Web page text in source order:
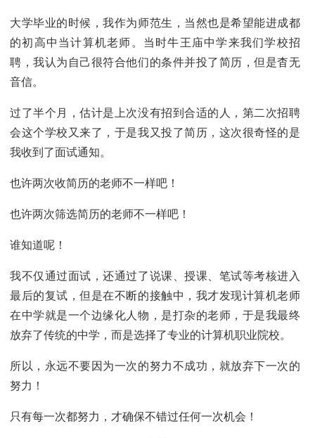
大学毕业的时候，我作为师范生，当然也是希望能进成都
的初高中当计算机老师。当时牛王庙中学来我们学校招
聘，我认为自己很符合他们的条件并投了简历，但是杳无
音信。
过了半个月，估计是上次没有招到合适的人，第二次招聘
会这个学校又来了，于是我又投了简历，这次很奇怪的是
我收到了面试通知。
也许两次收简历的老师不一样吧！
也许两次筛选简历的老师不一样吧！
谁知道呢！
我不仅通过面试，还通过了说课、授课、笔试等考核进入
最后的复试，但是在不断的接触中，我才发现计算机老师
在中学就是一个边缘化人物，是打杂的老师，于是我最终
放弃了传统的中学，而是选择了专业的计算机职业院校。
所以，永远不要因为一次的努力不成功，就放弃下一次的
努力！
只有每一次都努力，才确保不错过任何一次机会！